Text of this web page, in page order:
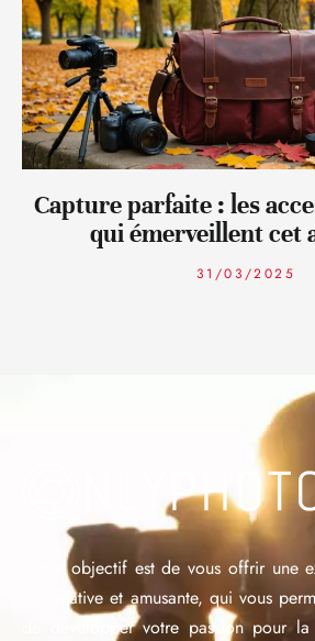
Capture parfaite : les
qui émerveillent cet
31/03/2025
Notre objectif est de vous offrir une
informative et amusante, qui vous
de développer votre passion pour